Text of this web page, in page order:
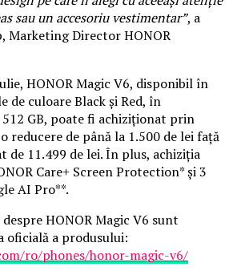
sau un accesoriu vestimentar”, a
Marketing Director HONOR
HONOR Magic V6, disponibil în
de culoare Black și Red, în
GB, poate fi achiziționat prin
reducere de până la 1.500 de lei față
de 11.499 de lei. În plus, achiziția
Care+ Screen Protection* și 3
AI Pro**.
HONOR Magic V6 sunt
oficială a produsului:
ro/phones/honor-magic-v6/